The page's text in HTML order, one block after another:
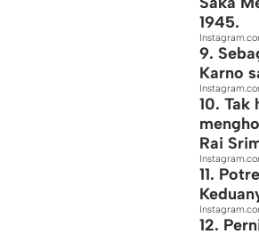
1945.
9.
Karno
10. Tak
Rai
11.
12.